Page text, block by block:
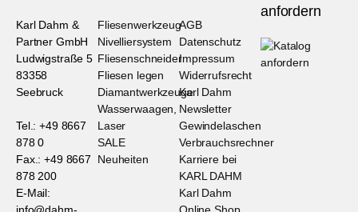
Karl Dahm &
Partner GmbH
Ludwigstraße 5
83358
Seebruck
Tel.: +49 8667
878 0
Fax.: +49 8667
878 200
E-Mail:
Fliesenwerkzeug
Nivelliersystem
Fliesenschneider
Fliesen legen
Diamantwerkzeuge
Wasserwaagen,
Laser
SALE
Neuheiten
AGB
Datenschutz
Impressum
Widerrufsrecht
Karl Dahm
Newsletter
Gewindelaschen
Verbrauchsrechner
Karriere bei
KARL DAHM
Karl Dahm
anfordern